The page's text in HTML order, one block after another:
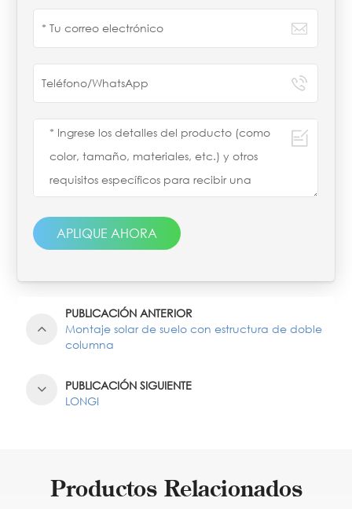
APLIQUE AHORA
PUBLICACIÓN ANTERIOR
Montaje solar de suelo con estructura de doble
columna
PUBLICACIÓN SIGUIENTE
LONGI
Productos Relacionados